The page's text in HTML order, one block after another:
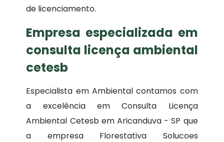
de licenciamento.
Empresa especializada em
consulta licença ambiental
cetesb
Especialista em Ambiental contamos com
a excelência em Consulta Licença
Ambiental Cetesb em Aricanduva - SP que
a empresa Florestativa Solucoes